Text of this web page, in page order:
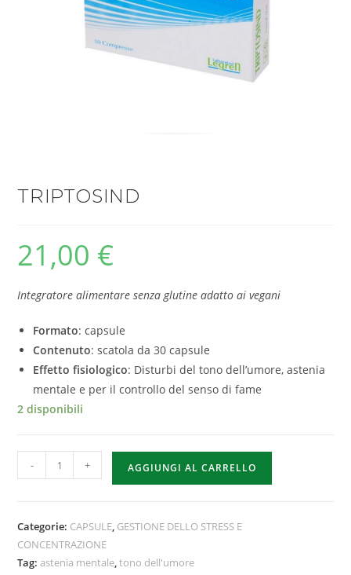
TRIPTOSIND
21,00 €
Integratore alimentare senza glutine adatto aivegani
Formato: capsule
Contenuto: scatola da 30 capsule
Effetto fisiologico: Disturbi del tono dell’umore, astenia
mentale e per il controllo del senso di fame
2 disponibili
- + AGGIUNGI AL CARRELLO
Categorie: CAPSULE, GESTIONE DELLO STRESS E
CONCENTRAZIONE
Tag:astenia mentale,tono dell'umore